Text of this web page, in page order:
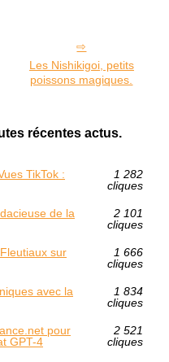
Les Nishikigoi, petits
poissons magiques.
récentes actus.
TikTok :
1 282
cliques
de la
2 101
cliques
sur
1 666
cliques
avec la
1 834
cliques
pour
GPT-4
2 521
cliques